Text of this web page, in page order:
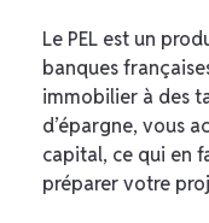
Le PEL est un
banques
immobilier à des
d’épargne, vous
capital, ce qui en
préparer votre